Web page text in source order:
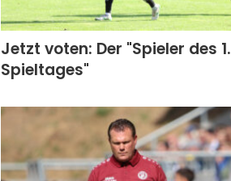
Jetzt voten: Der "Spieler des 1.
Spieltages"